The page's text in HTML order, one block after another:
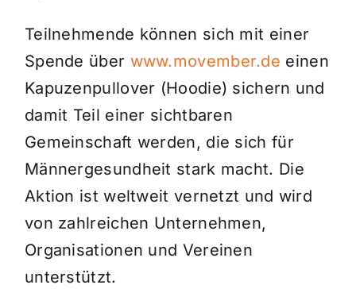
Teilnehmende können sich mit einer
Spende über www.movember.de einen
Kapuzenpullover (Hoodie) sichern und
damit Teil einer sichtbaren
Gemeinschaft werden, die sich für
Männergesundheit stark macht. Die
Aktion ist weltweit vernetzt und wird
von zahlreichen Unternehmen,
Organisationen und Vereinen
unterstützt.